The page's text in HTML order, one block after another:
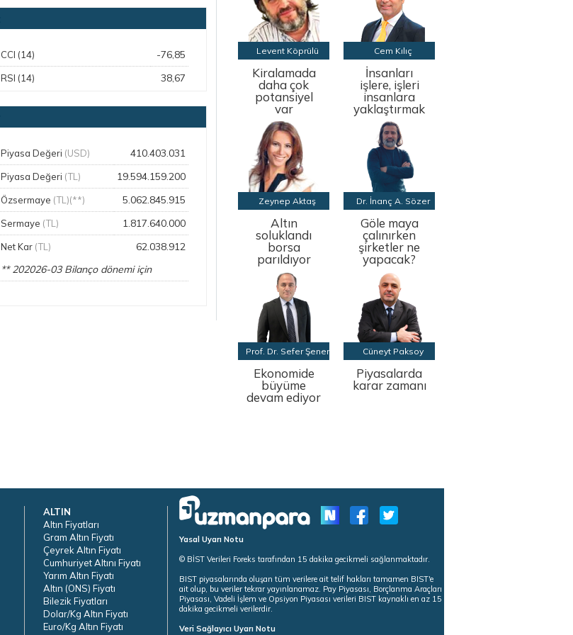
CCI (14) -76,85
RSI (14) 38,67
Piyasa Değeri (USD) 410.403.031
Piyasa Değeri (TL) 19.594.159.200
Özsermaye (TL)(**) 5.062.845.915
Sermaye (TL) 1.817.640.000
Net Kar (TL)
62.038.912
** 202026-03 Bilanço dönemi için
Levent Köprülü
Kiralamada
daha çok
potansiyel
var
Cem Kılıç
İnsanları
işlere, işleri
insanlara
yaklaştırmak
Zeynep Aktaş
Altın
soluklandı
borsa
parıldıyor
Dr. İnanç A. Sözer
Göle maya
çalınırken
şirketler ne
yapacak?
Prof. Dr. Sefer Şener
Ekonomide
büyüme
devam ediyor
Cüneyt Paksoy
Piyasalarda
karar zamanı
ALTIN
Altın Fiyatları
Gram Altın Fiyatı
Çeyrek Altın Fiyatı
Cumhuriyet Altını Fiyatı
Yarım Altın Fiyatı
Altın (ONS) Fiyatı
Bilezik Fiyatları
Dolar/Kg Altın Fiyatı
Euro/Kg Altın Fiyatı
Yasal Uyarı Notu
© BİST Verileri Foreks tarafından 15 dakika gecikmeli sağlanmaktadır.
BIST piyasalarında oluşan tüm verilere ait telif hakları tamamen BIST'e
ait olup, bu veriler tekrar yayınlanamaz. Pay Piyasası, Borçlanma Araçları
Piyasası, Vadeli İşlem ve Opsiyon Piyasası verileri BIST kaynaklı en az 15
dakika gecikmeli verilerdir.
Veri Sağlayıcı Uyarı Notu